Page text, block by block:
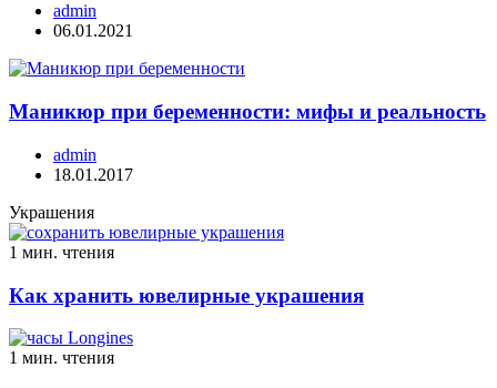
admin
06.01.2021
Маникюр при беременности: мифы и реальность
admin
18.01.2017
Украшения
1 мин. чтения
Как хранить ювелирные украшения
1 мин. чтения